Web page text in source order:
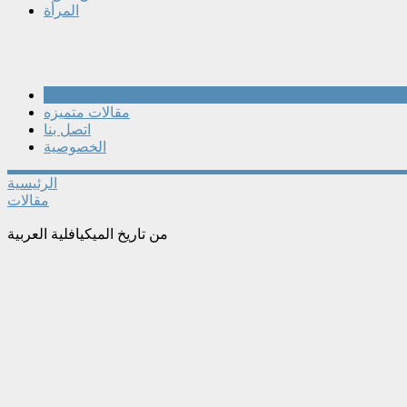
المرأة
مقالات متميزه
اتصل بنا
الخصوصية
الرئيسية
مقالات
من تاريخ الميكيافلية العربية